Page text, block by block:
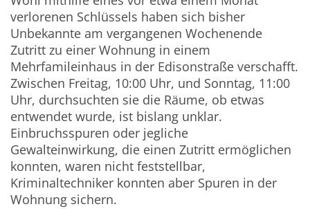
verlorenen Schlüssels haben sich bisher
Unbekannte am vergangenen Wochenende
Zutritt zu einer Wohnung in einem
Mehrfamileinhaus in der Edisonstraße verschafft.
Zwischen Freitag, 10:00 Uhr, und Sonntag, 11:00
Uhr, durchsuchten sie die Räume, ob etwas
entwendet wurde, ist bislang unklar.
Einbruchsspuren oder jegliche
Gewalteinwirkung, die einen Zutritt ermöglichen
konnten, waren nicht feststellbar,
Kriminaltechniker konnten aber Spuren in der
Wohnung sichern.